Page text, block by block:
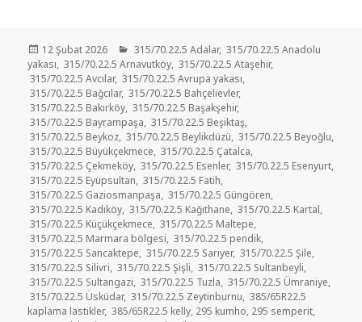
Yayın
tarihi
12 Şubat 2026 Kategoriler
315/70.22.5 Adalar, 315/70.22.5 Anadolu
yakası, 315/70.22.5 Arnavutköy, 315/70.22.5 Ataşehir,
315/70.22.5 Avcılar, 315/70.22.5 Avrupa yakası,
315/70.22.5 Bağcılar, 315/70.22.5 Bahçelievler,
315/70.22.5 Bakırköy, 315/70.22.5 Başakşehir,
315/70.22.5 Bayrampaşa, 315/70.22.5 Beşiktaş,
315/70.22.5 Beykoz, 315/70.22.5 Beylikdüzü, 315/70.22.5 Beyoğlu,
315/70.22.5 Büyükçekmece, 315/70.22.5 Çatalca,
315/70.22.5 Çekmeköy, 315/70.22.5 Esenler, 315/70.22.5 Esenyurt,
315/70.22.5 Eyüpsultan, 315/70.22.5 Fatih,
315/70.22.5 Gaziosmanpaşa, 315/70.22.5 Güngören,
315/70.22.5 Kadıköy, 315/70.22.5 Kağıthane, 315/70.22.5 Kartal,
315/70.22.5 Küçükçekmece, 315/70.22.5 Maltepe,
315/70.22.5 Marmara bölgesi, 315/70.22.5 pendik,
315/70.22.5 Sancaktepe, 315/70.22.5 Sarıyer, 315/70.22.5 Şile,
315/70.22.5 Silivri, 315/70.22.5 Şişli, 315/70.22.5 Sultanbeyli,
315/70.22.5 Sultangazi, 315/70.22.5 Tuzla, 315/70.22.5 Ümraniye,
315/70.22.5 Üsküdar, 315/70.22.5 Zeytinburnu, 385/65R22.5
kaplama lastikler, 385/65R22.5 kelly, 295 kumho, 295 semperit,